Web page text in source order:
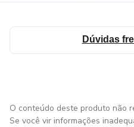
Dúvidas
O conteúdo deste produto não
Se você vir informações